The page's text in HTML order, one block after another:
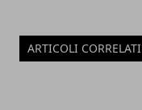
ARTICOLI CORRELATI